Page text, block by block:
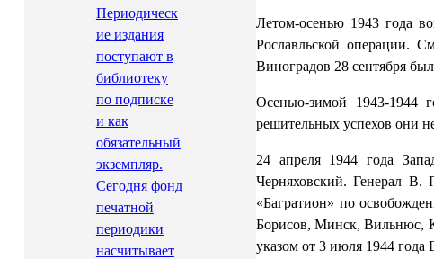
Периодическ
ие издания
поступают в
библиотеку
по подписке
и как
обязательный
экземпляр.
Сегодня фонд
печатной
периодики
насчитывает
Летом-осенью 1943 года
Рославльской операции.
Виноградов 28 сентября
Осенью-зимой 1943-1944
решительных успехов они
24 апреля 1944 года
Черняховский. Генерал В.
«Багратион» по
Борисов, Минск, Вильнюс,
указом от 3 июля 1944